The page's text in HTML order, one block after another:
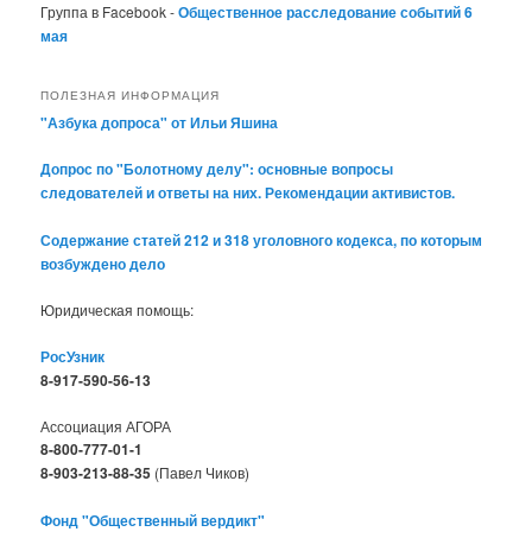
Группа в Facebook -Общественное расследование событий 6
мая
ПОЛЕЗНАЯ ИНФОРМАЦИЯ
"Азбука допроса" от Ильи Яшина
Допрос по "Болотному делу": основные вопросы
следователей и ответы на них. Рекомендации активистов.
Содержание статей 212 и 318 уголовного кодекса, по которым
возбуждено дело
Юридическая помощь:
РосУзник
8-917-590-56-13
Ассоциация АГОРА
8-800-777-01-1
8-903-213-88-35 (Павел Чиков)
Фонд "Общественный вердикт"